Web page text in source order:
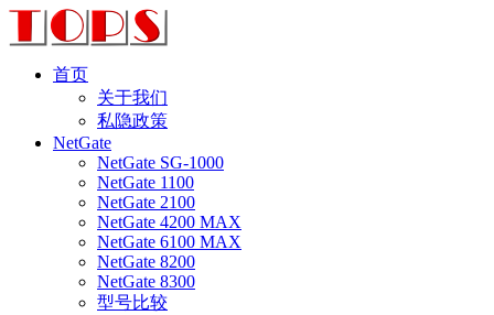
首页
关于我们
私隐政策
NetGate
NetGate SG-1000
NetGate 1100
NetGate 2100
NetGate 4200 MAX
NetGate 6100 MAX
NetGate 8200
NetGate 8300
型号比较